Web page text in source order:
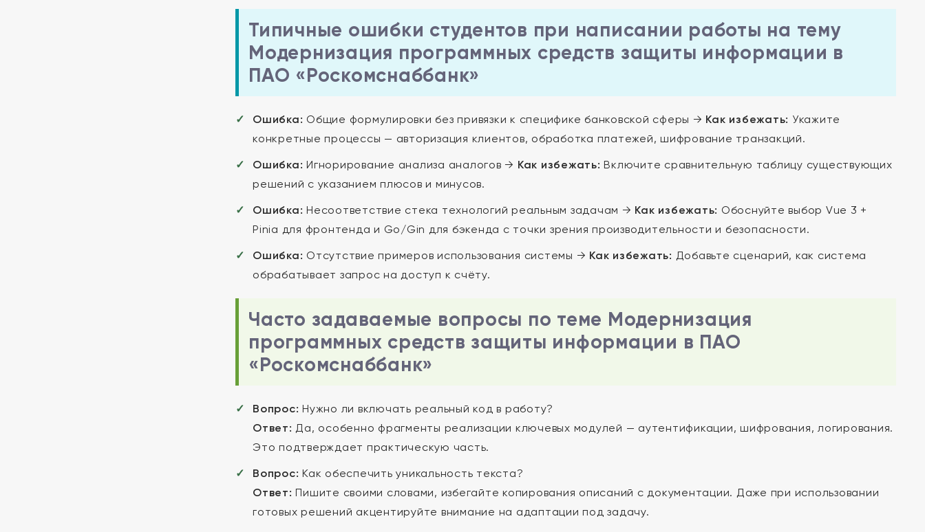
Типичные ошибки студентов при написании работы на тему
Модернизация программных средств защиты информации в
ПАО «Роскомснаббанк»
Ошибка: Общие формулировки без привязки к специфике банковской сферы → Как избежать: Укажите
конкретные процессы — авторизация клиентов, обработка платежей, шифрование транзакций.
Ошибка: Игнорирование анализа аналогов → Как избежать: Включите сравнительную таблицу существующих
решений с указанием плюсов и минусов.
Ошибка: Несоответствие стека технологий реальным задачам → Как избежать: Обоснуйте выбор Vue 3 +
Pinia для фронтенда и Go/Gin для бэкенда с точки зрения производительности и безопасности.
Ошибка: Отсутствие примеров использования системы → Как избежать: Добавьте сценарий, как система
обрабатывает запрос на доступ к счёту.
Часто задаваемые вопросы по теме Модернизация
программных средств защиты информации в ПАО
«Роскомснаббанк»
Вопрос: Нужно ли включать реальный код в работу?
Ответ: Да, особенно фрагменты реализации ключевых модулей — аутентификации, шифрования, логирования.
Это подтверждает практическую часть.
Вопрос: Как обеспечить уникальность текста?
Ответ: Пишите своими словами, избегайте копирования описаний с документации. Даже при использовании
готовых решений акцентируйте внимание на адаптации под задачу.